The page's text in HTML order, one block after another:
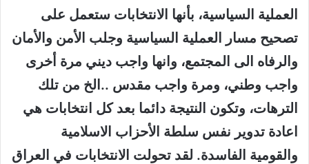
العملية السياسية، بأنها الانتخابات ستعمل على
تصحيح مسار العملية السياسية وجلب الأمن والأمان
والرفاه الى المجتمع، وانها واجب ديني مرة أخرى
واجب وطني، ومرة واجب مقدس ..الخ من تلك
الترهات، وتكون النتيجة دائما بعد كل انتخابات هي
اعادة تدوير نفس سلطة الأحزاب الاسلامية
والقومية الفاسدة. لقد تحولت الانتخابات في العراق